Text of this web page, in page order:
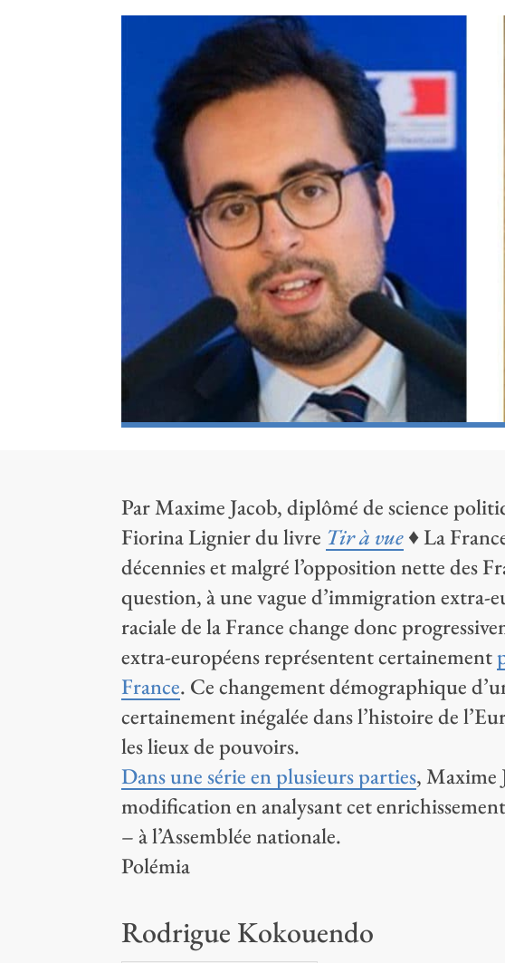
Par Maxime Jacob, diplômé de science
Fiorina Lignier du livre Tir à vue♦ La
décennies et malgré l’opposition nette des
question, à une vague d’immigration extra-
raciale de la France change donc
extra-européens représentent certainement
France. Ce changement démographique
certainement inégalée dans l’histoire de
les lieux de pouvoirs.
Dans une série en plusieurs parties, Maxime
modification en analysant cet
– à l’Assemblée nationale.
Polémia
Rodrigue Kokouendo